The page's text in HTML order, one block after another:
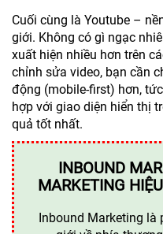
Cuối cùng là Youtube –
giới. Không có gì ngạc
xuất hiện nhiều hơn trên
chỉnh sửa video, bạn cần
động (mobile-first) hơn,
hợp với giao diện hiển thị
quả tốt nhất.
INBOUND
MARKETING
Inbound Marketing là